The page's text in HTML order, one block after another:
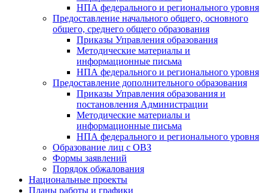
НПА федерального и регионального уровня
Предоставление начального общего, основного
общего, среднего общего образования
Приказы Управления образования
Методические материалы и
информационные письма
НПА федерального и регионального уровня
Предоставление дополнительного образования
Приказы Управления образования и
постановления Администрации
Методические материалы и
информационные письма
НПА федерального и регионального уровня
Образование лиц с ОВЗ
Формы заявлений
Порядок обжалования
Национальные проекты
Планы работы и графики